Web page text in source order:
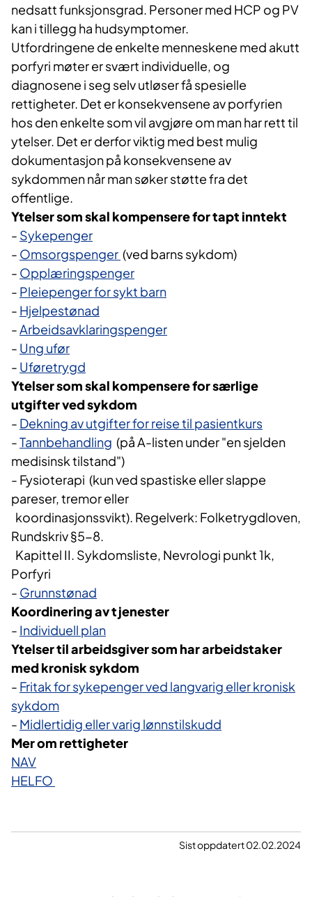
nedsatt funksjonsgrad.​ Personer med HCP og PV
kan i tillegg ha hudsymptomer.
Utfordringene de enkelte menneskene med akutt
porfyri møter er svært individuelle, og
diagnosene i seg selv utløser få spesielle
rettigheter. Det er konsekvensene av porfyrien
hos den enkelte som vil avgjøre om man har rett til
ytelser. Det er derfor viktig med best mulig
dokumentasjon på konsekvensene av
sykdommen når man søker støtte fra det
offentlige.
Ytelser som skal kompensere for tapt inntekt
- Sykepenger
- Omsorgspenger (ved barns sykdom)
- Opplæringspenger
- Pleiepenger for sykt barn
- Hjelpestønad
-Arbeidsavklaringspenger
- Ung ufør
- Uføretrygd
Ytelser som skal kompensere for særlige
utgifter ved sykdom
- Dekning av utgifter for reise til pasientkurs
-Tannbehandling (på A-listen under "en sjelden
medisinsk tilstand")
- Fysioterapi (kun ved spastiske eller slappe
pareser, tremor eller
koordinasjonssvikt). Regelverk: Folketrygdloven,
Rundskriv §5-8.
Kapittel II. Sykdomsliste, Nevrologi punkt 1k,
Porfyri
- Grunnstønad​
Koordinering av tjenester
- Individuell plan
Ytelser til arbeidsgiver som har arbeidstaker
med kronisk sykdom
- Fritak for sykepenger ved langvarig eller kronisk
sykdom
- Midlertidig eller varig lønnstilskudd
Mer om rettigheter
NAV
HELFO
Sist oppdatert 02.02.2024